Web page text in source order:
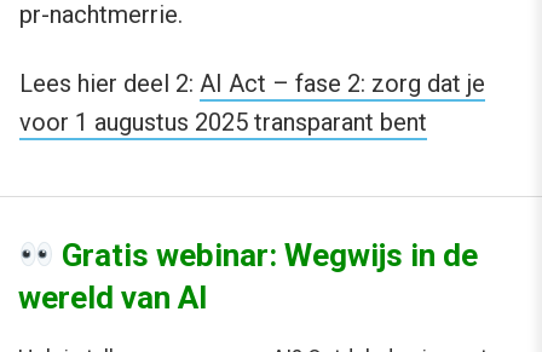
pr-nachtmerrie.
Lees hier deel 2: AI Act – fase 2: zorg dat je
voor 1 augustus 2025 transparant bent
Gratis webinar: Wegwijs in de
wereld van AI